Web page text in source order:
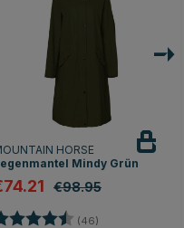
HORSE
Mindy Grün
€98.95
(46)